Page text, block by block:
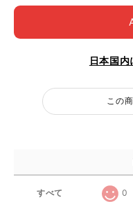
日本国
この
すべて 0